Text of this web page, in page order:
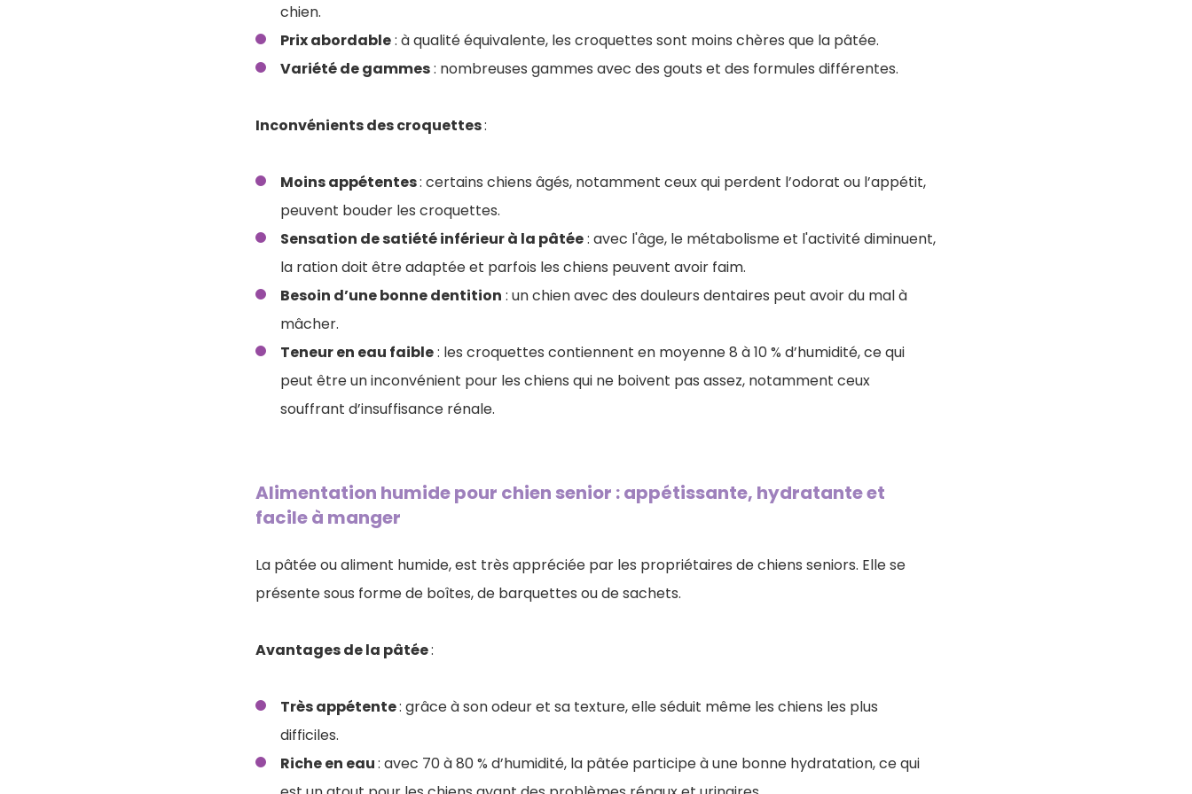
chien.
Prix abordable: à qualité équivalente, les croquettes sont moins chères que la pâtée.
Variété de gammes: nombreuses gammes avec des gouts et des formules différentes.
Inconvénients des croquettes:
Moins appétentes: certains chiens âgés, notamment ceux qui perdent l’odorat ou l’appétit,
peuvent bouder les croquettes.
Sensation de satiété inférieur à la pâtée: avec l'âge, le métabolisme et l'activité diminuent,
la ration doit être adaptée et parfois les chiens peuvent avoir faim.
Besoin d’une bonne dentition : un chien avec des douleurs dentaires peut avoir du mal à
mâcher.
Teneur en eau faible: les croquettes contiennent en moyenne 8 à 10 % d’humidité, ce qui
peut être un inconvénient pour les chiens qui ne boivent pas assez, notamment ceux
souffrant d’insuffisance rénale.
Alimentation humide pour chien senior : appétissante, hydratante et
facile à manger
La pâtée ou aliment humide, est très appréciée par les propriétaires de chiens seniors. Elle se
présente sous forme de boîtes, de barquettes ou de sachets.
Avantages de la pâtée:
Très appétente: grâce à son odeur et sa texture, elle séduit même les chiens les plus
difficiles.
Riche en eau: avec 70 à 80 % d’humidité, la pâtée participe à une bonne hydratation, ce qui